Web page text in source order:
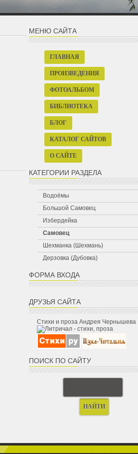
МЕНЮ САЙТА
ГЛАВНАЯ
ПРОИЗВЕДЕНИЯ
ФОТОАЛЬБОМ
БИБЛИОТЕКА
БЛОГ
КАТАЛОГ САЙТОВ
О САЙТЕ
КАТЕГОРИИ РАЗДЕЛА
Водоёмы
Большой Самовец
Избердейка
Самовец
Шехманка (Шехмань)
Дерзовка (Дубовка)
ФОРМА ВХОДА
ДРУЗЬЯ САЙТА
Стихи и проза Андрея Чернышева
ПОИСК ПО САЙТУ